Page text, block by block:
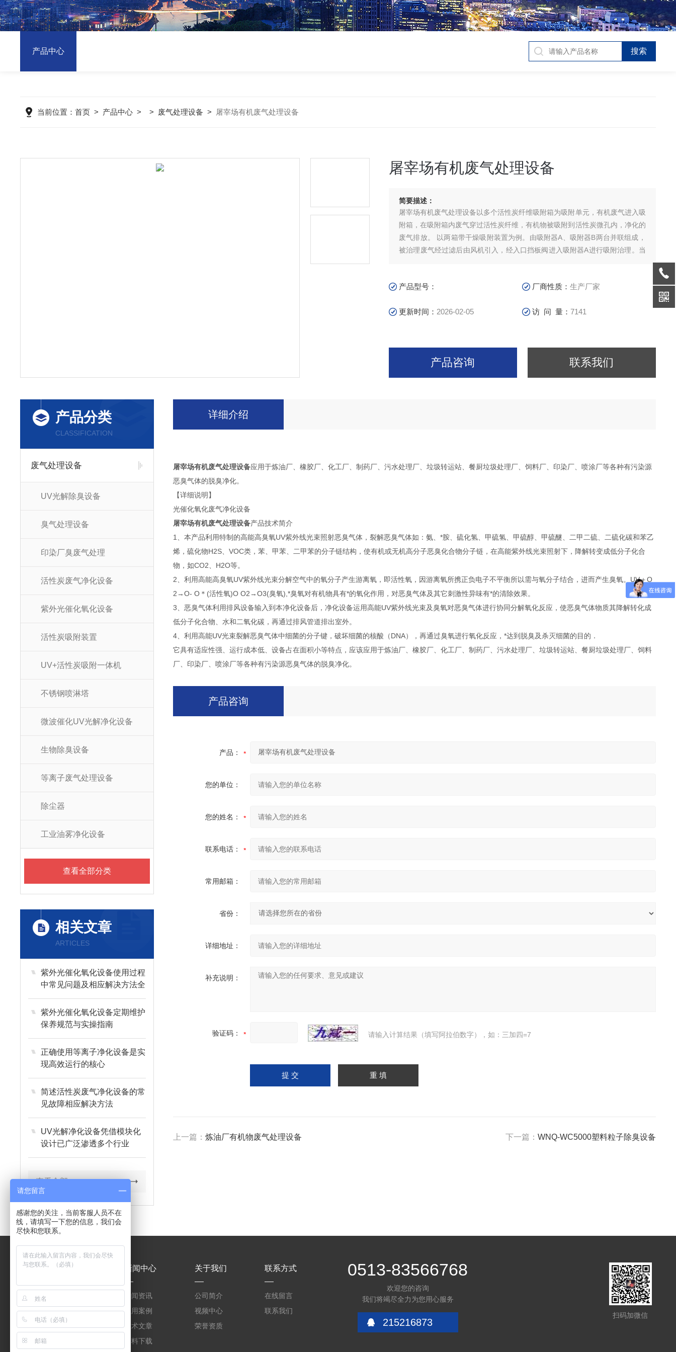
产品中心
当前位置：首页 > 产品中心 > > 废气处理设备 > 屠宰场有机废气处理设备
屠宰场有机废气处理设备
简要描述：
屠宰场有机废气处理设备以多个活性炭纤维吸附箱为吸附单元，有机废气进入吸
附箱，在吸附箱内废气穿过活性炭纤维，有机物被吸附到活性炭微孔内，净化的
废气排放。 以两箱带干燥吸附装置为例。由吸附器A、吸附器B两台并联组成，
被治理废气经过滤后由风机引入，经入口挡板阀进入吸附器A进行吸附治理。当
产品型号： 厂商性质：生产厂家
更新时间： 2026-02-05 访 问 量：7141
产品咨询 联系我们
产品分类
CLASSIFICATION
废气处理设备
UV光解除臭设备
臭气处理设备
印染厂臭废气处理
活性炭废气净化设备
紫外光催化氧化设备
活性炭吸附装置
UV+活性炭吸附一体机
不锈钢喷淋塔
微波催化UV光解净化设备
生物除臭设备
等离子废气处理设备
除尘器
工业油雾净化设备
查看全部分类
相关文章
ARTICLES
紫外光催化氧化设备使用过程
中常见问题及相应解决方法全
分享
紫外光催化氧化设备定期维护
保养规范与实操指南
正确使用等离子净化设备是实
现高效运行的核心
简述活性炭废气净化设备的常
见故障相应解决方法
UV光解净化设备凭借模块化
设计已广泛渗透多个行业
查看全部
详细介绍
屠宰场有机废气处理设备应用于炼油厂、橡胶厂、化工厂、制药厂、污水处理厂、垃圾转运站、餐厨垃圾处理厂、饲料厂、印染厂、喷涂厂等各种有污染源
恶臭气体的脱臭净化。
【详细说明】
光催化氧化废气净化设备
屠宰场有机废气处理设备产品技术简介
1、本产品利用特制的高能高臭氧UV紫外线光束照射恶臭气体，裂解恶臭气体如：氨、*胺、硫化氢、甲硫氢、甲硫醇、甲硫醚、二甲二硫、二硫化碳和苯乙
烯，硫化物H2S、VOC类，苯、甲苯、二甲苯的分子链结构，使有机或无机高分子恶臭化合物分子链，在高能紫外线光束照射下，降解转变成低分子化合
物，如CO2、H2O等。
2、利用高能高臭氧UV紫外线光束分解空气中的氧分子产生游离氧，即活性氧，因游离氧所携正负电子不平衡所以需与氧分子结合，进而产生臭氧。UV＋O
2→O- O＊(活性氧)O O2→O3(臭氧),*臭氧对有机物具有*的氧化作用，对恶臭气体及其它刺激性异味有*的清除效果。
3、恶臭气体利用排风设备输入到本净化设备后，净化设备运用高能UV紫外线光束及臭氧对恶臭气体进行协同分解氧化反应，使恶臭气体物质其降解转化成
低分子化合物、水和二氧化碳，再通过排风管道排出室外。
4、利用高能UV光束裂解恶臭气体中细菌的分子键，破坏细菌的核酸（DNA），再通过臭氧进行氧化反应，*达到脱臭及杀灭细菌的目的．
它具有适应性强、运行成本低、设备占在面积小等特点，应该应用于炼油厂、橡胶厂、化工厂、制药厂、污水处理厂、垃圾转运站、餐厨垃圾处理厂、饲料
厂、印染厂、喷涂厂等各种有污染源恶臭气体的脱臭净化。
产品咨询
产品：
您的单位：
您的姓名：
联系电话：
常用邮箱：
省份：
详细地址：
补充说明：
验证码： 请输入计算结果（填写阿拉伯数字），如：三加四=7
上一篇： 炼油厂有机物废气处理设备 下一篇： WNQ-WC5000塑料粒子除臭设备
产品中心
WNQ-FC全自动紫外光
废气净化设备
WNQ-FC紫外光废气净
化设备定制销售
WNQ-FC供应紫外光废
气净化设备
一体式再生活性炭净化
新闻中心
新闻资讯
应用案例
技术文章
资料下载
关于我们
公司简介
视频中心
荣誉资质
联系方式
在线留言
联系我们
0513-83566768
欢迎您的咨询
我们将竭尽全力为您用心服务
215216873
扫码加微信
请您留言
感谢您的关注，当前客服人员不在
线，请填写一下您的信息，我们会
尽快和您联系。